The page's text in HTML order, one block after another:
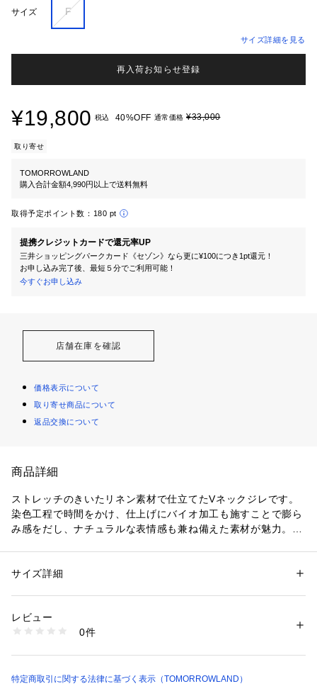
サイズ F
サイズ詳細を見る
再入荷お知らせ登録
¥19,800 税込 40%OFF 通常価格 ¥33,000
取り寄せ
TOMORROWLAND
購入合計金額4,990円以上で送料無料
取得予定ポイント数： 180 pt
提携クレジットカードで還元率UP
三井ショッピングパークカード《セゾン》なら更に¥100につき1pt還元！
お申し込み完了後、最短５分でご利用可能！
今すぐお申し込み
店舗在庫を確認
価格表示について
取り寄せ商品について
返品交換について
商品詳細
ストレッチのきいたリネン素材で仕立てたVネックジレです。
染色工程で時間をかけ、仕上げにバイオ加工も施すことで膨ら
み感をだし、ナチュラルな表情感も兼ね備えた素材が魅力。
単品使いはもちろん、同素材のジャケットやスラックスと3ピ
同素材のシリーズ品番
ジャケット：34-07-51-07022
性別：レディース
素材：表地：麻58% レーヨン39% ポリウレタン3%
洗濯：洗濯不可、漂白不可、アイロン仕上げ可、ドライ可、ウエットクリ
商品番号：1095000020157 （モール）
サイズ詳細
レビュー
0件
特定商取引に関する法律に基づく表示（TOMORROWLAND）